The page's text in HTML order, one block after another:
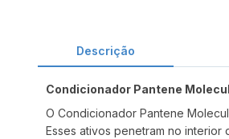
Descrição
Condicionador Pantene
O Condicionador Pantene
Esses ativos penetram no